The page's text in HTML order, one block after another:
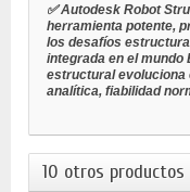
✅ Autodesk Robot
herramienta potente,
los desafíos
integrada en el mundo
estructural evoluciona
analítica, fiabilidad
10 otros